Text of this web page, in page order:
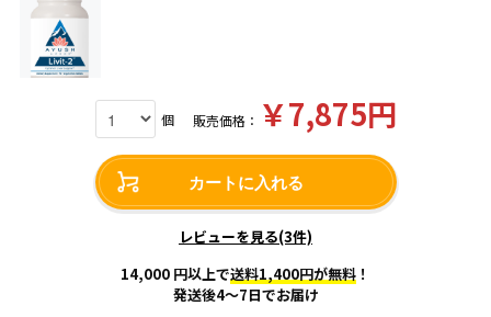
個 販売価格： ￥7,875円
カートに入れる
レビューを見る(3件)
14,000 円以上で送料1,400円が無料 ！
発送後4～7日でお届け